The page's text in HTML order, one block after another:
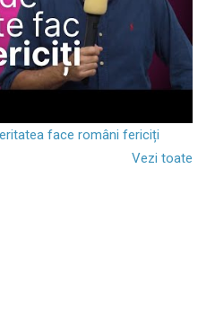
face români fericiți
Vezi toate